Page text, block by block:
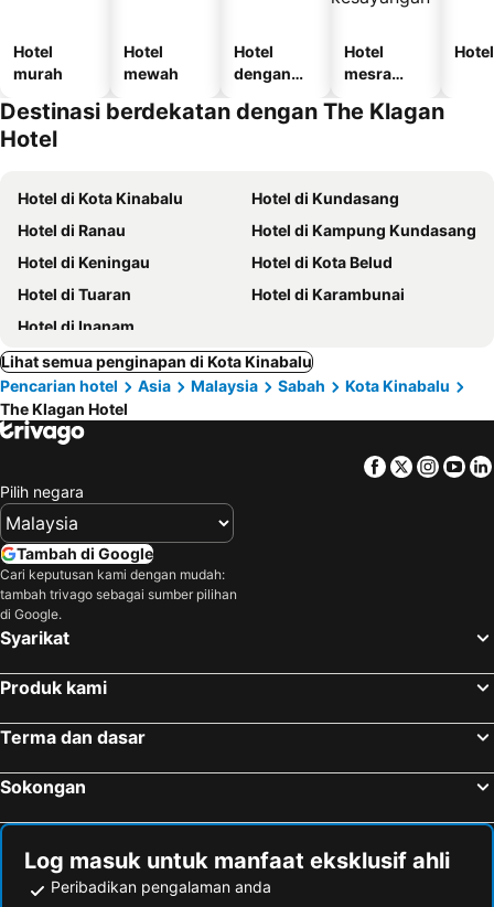
Hotel
murah
Hotel
mewah
Hotel
dengan
Hotel
mesra
kesayanga
Destinasi berdekatan dengan The Klagan
Hotel
Hotel di Kota Kinabalu
Hotel di Kundasang
Hotel di Ranau
Hotel di Kampung Kundasang
Hotel di Keningau
Hotel di Kota Belud
Hotel di Tuaran
Hotel di Karambunai
Hotel di Inanam
Lihat semua penginapan di Kota Kinabalu
Pencarian hotel
Asia Malaysia Sabah
Kota Kinabalu
The Klagan Hotel
Facebook
Twitter
Pilih negara
Tambah di Google
Cari keputusan kami dengan mudah:
tambah trivago sebagai sumber pilihan
di Google.
Syarikat
Produk kami
Terma dan dasar
Sokongan
Log masuk untuk manfaat eksklusif ahli
Peribadikan pengalaman anda